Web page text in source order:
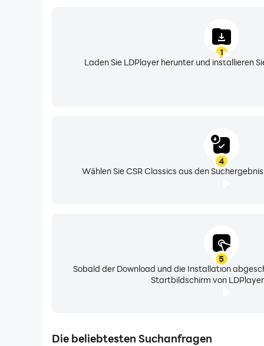
1
Laden Sie LDPlayer herunter und installieren
4
Wählen Sie CSR Classics aus den
5
Sobald der Download und die Installation
Startbildschirm von
Die beliebtesten Suchanfragen